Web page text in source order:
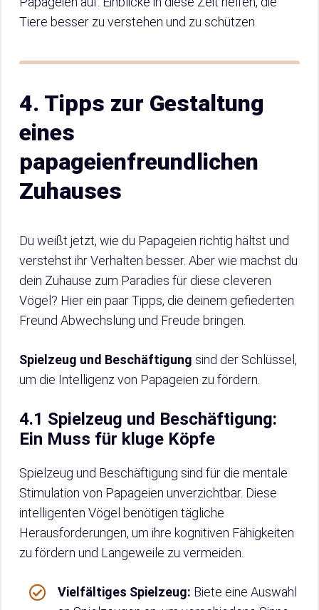
Tiere besser zu verstehen und zu schützen.
4. Tipps zur Gestaltung
eines
papageienfreundlichen
Zuhauses
Du weißt jetzt, wie du Papageien richtig hältst und
verstehst ihr Verhalten besser. Aber wie machst du
dein Zuhause zum Paradies für diese cleveren
Vögel? Hier ein paar Tipps, die deinem gefiederten
Freund Abwechslung und Freude bringen.
Spielzeug und Beschäftigung sind der Schlüssel,
um die Intelligenz von Papageien zu fördern.
4.1 Spielzeug und Beschäftigung:
Ein Muss für kluge Köpfe
Spielzeug und Beschäftigung sind für die mentale
Stimulation von Papageien unverzichtbar. Diese
intelligenten Vögel benötigen tägliche
Herausforderungen, um ihre kognitiven Fähigkeiten
zu fördern und Langeweile zu vermeiden.
Vielfältiges Spielzeug: Biete eine Auswahl